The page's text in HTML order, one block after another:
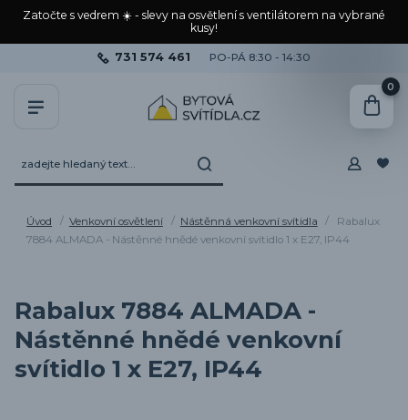
Zatočte s vedrem ☀️ - slevy na osvětlení s ventilátorem na vybrané
kusy!
731 574 461 PO-PÁ 8:30 - 14:30
0
Úvod Venkovní osvětlení Nástěnná venkovní svítidla
Rabalux
7884 ALMADA - Nástěnné hnědé venkovní svítidlo 1 x E27, IP44
Rabalux 7884 ALMADA -
Nástěnné hnědé venkovní
svítidlo 1 x E27, IP44